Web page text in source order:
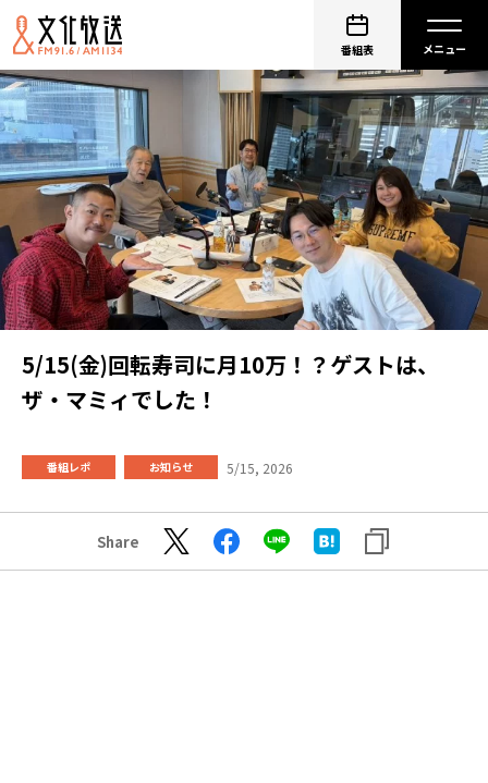
番組表
5/15(金)回転寿司に月10万！？ゲストは、
ザ・マミィでした！
番組レポ お知らせ 5/15, 2026
Share